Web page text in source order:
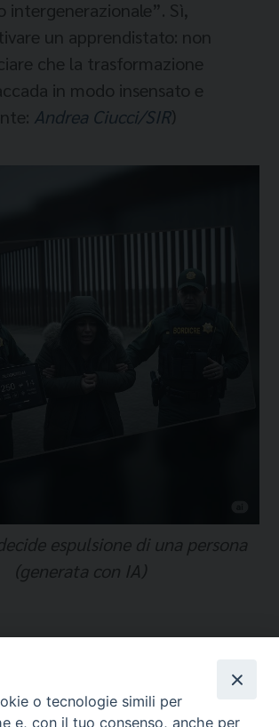
intergenerazionale”. Sì,
un apprendistato: non
che la trasformazione
in modo insensato e
Andrea Ciucci/SIR)
espulsione di una persona
(generata con IA)
o tecnologie simili per
e, con il tuo consenso, anche per